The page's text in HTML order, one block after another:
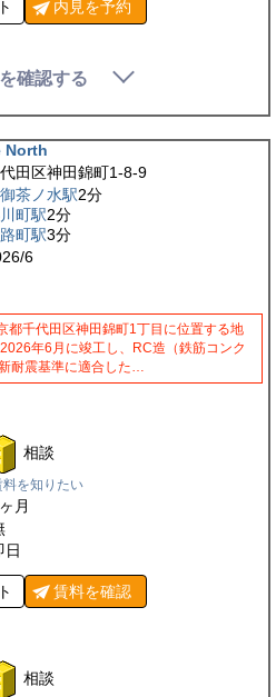
内見を予約
確認する
North
田区神田錦町1-8-9
茶ノ水駅2分
町駅2分
町駅3分
6
都千代田区神田錦町1丁目に位置する地
年6月に竣工し、RC造（鉄筋コンク
耐震基準に適合した…
相談
料を知りたい
月
日
賃料を確認
相談